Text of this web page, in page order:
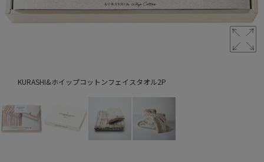
KURASHI&ホイップコットンフェイスタオル2P